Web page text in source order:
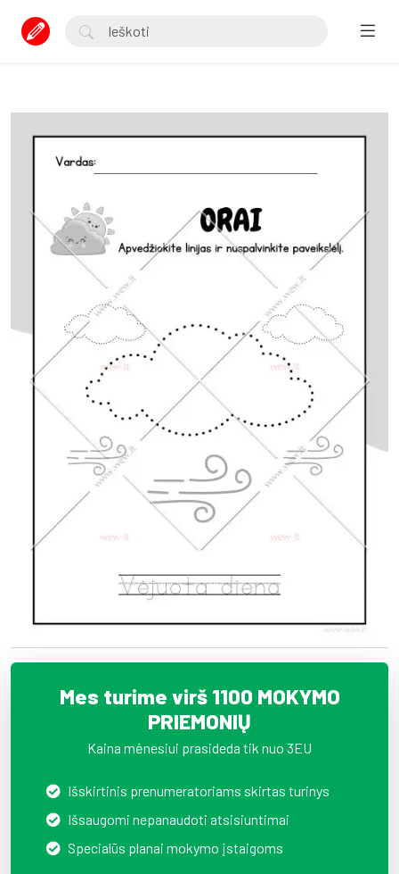
Mes turime virš 1100 MOKYMO
PRIEMONIŲ
Kaina mėnesiui prasideda tik nuo 3EU
Išskirtinis prenumeratoriams skirtas turinys
Išsaugomi nepanaudoti atsisiuntimai
Specialūs planai mokymo įstaigoms